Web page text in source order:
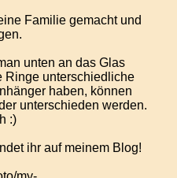
Familie gemacht und
unten an das Glas
Ringe unterschiedliche
haben, können
unterschieden werden.
:)
ihr auf meinem Blog!